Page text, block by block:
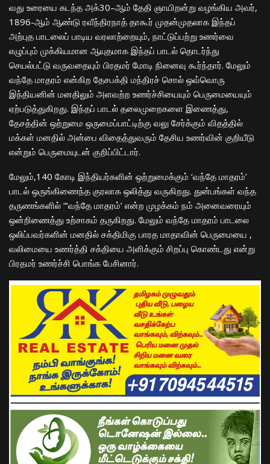
வது உரையை கடந்த அக்30–ஆம் தேதி ஞாயிறன்று வழங்கிய அவர்,
1896-ஆம் ஆண்டு ரவீந்திரநாத் தாகூர் முதன்முதலாக இந்தப்
அற்புத பாடலைப் பாடிய வரலாற்றையும், நாட்டுப்பற்று உணர்வை
எழுப்பும் முக்கியமான ஆயுதமாக இந்தப் பாடல் தொடர்ந்து
செயல்பட்டு வருவதையும் பிரதமர் மோடி நினைவு கூர்ந்தார். மேலும்
வந்தே மாதரம் என்கிற தேசபக்தி மந்திரச் சொல் ஒவ்வொரு
இந்தியனின் மனதிலும் அளவற்ற உணர்ச்சியையும் பெருமையையும்
ஏற்படுத்துகிறது. இந்தப் பாடல் தலைமுறைகளை இணைத்து,
தேசத்தின் ஒற்றுமை ஒருமைப்பாட்டிற்கு வலு சேர்க்கும் விதத்தில்
மக்கள் மனதில் அன்பை விதைத்துவரும் தேசிய உணர்வின் குறியீடு
என்றும் பெருமையுடன் குறிப்பிட்டார்.
மேலும்,140 கோடி இந்தியர்களின் ஒற்றுமைக்கும் ‘வந்தே மாதரம்’
பாடல் ஒருங்கிணைந்த குரலாக ஒலித்து வருகிறது. துன்பங்கள் வந்த
தருணங்களில் “‘வந்தே மாதரம்’ என்ற முழக்கம் நம் அனைவரையும்
ஒன்றிணைத்து உற்சாகம் தருகிறது. மேலும் வந்தே மாதரம் பாடலை
ஒலிப்பவர்களின் மனதில் சக்திமிகு பாரத மாதாவின் பெருமையை ,
வலிமையை உணர்த்தி சக்தியை அளிக்கும் சிறப்பு கொண்டது என்று
பிரதமர் உணர்ச்சி பொங்க பேசினார்.